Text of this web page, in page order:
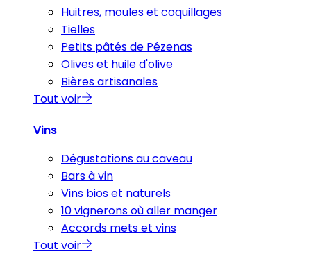
Huitres, moules et coquillages
Tielles
Petits pâtés de Pézenas
Olives et huile d'olive
Bières artisanales
Tout voir
Vins
Dégustations au caveau
Bars à vin
Vins bios et naturels
10 vignerons où aller manger
Accords mets et vins
Tout voir